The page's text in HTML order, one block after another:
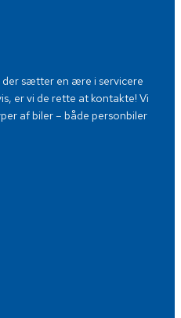
der sætter en ære i servicere
er vi de rette at kontakte! Vi
af biler – både personbiler